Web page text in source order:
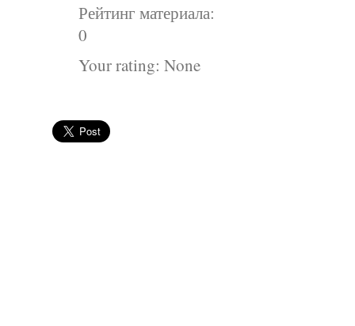
Рейтинг материала:
0
Your rating: None